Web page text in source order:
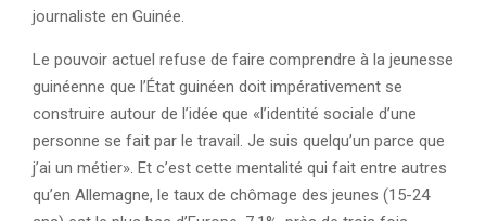
journaliste en Guinée.
Le pouvoir actuel refuse de faire comprendre à la jeunesse
guinéenne que l’État guinéen doit impérativement se
construire autour de l’idée que «l’identité sociale d’une
personne se fait par le travail. Je suis quelqu’un parce que
j’ai un métier». Et c’est cette mentalité qui fait entre autres
qu’en Allemagne, le taux de chômage des jeunes (15-24